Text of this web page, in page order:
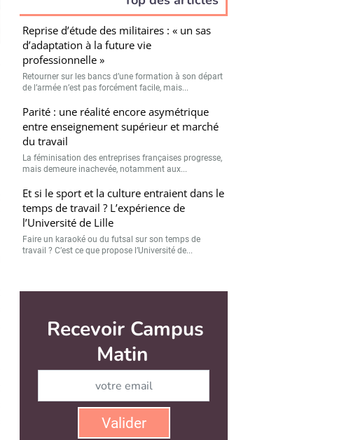
Reprise d’étude des militaires : « un sas
d’adaptation à la future vie
professionnelle »
Retourner sur les bancs d’une formation à son départ
de l’armée n’est pas forcément facile, mais...
Parité : une réalité encore asymétrique
entre enseignement supérieur et marché
du travail
La féminisation des entreprises françaises progresse,
mais demeure inachevée, notamment aux...
Et si le sport et la culture entraient dans le
temps de travail ? L’expérience de
l’Université de Lille
Faire un karaoké ou du futsal sur son temps de
travail ? C’est ce que propose l’Université de...